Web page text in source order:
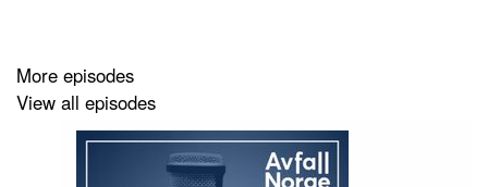
More episodes
View all episodes